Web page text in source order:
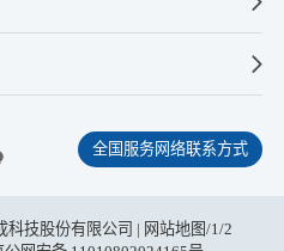
全国服务网络联系方式
科技股份有限公司 | 网站地图/1 /2